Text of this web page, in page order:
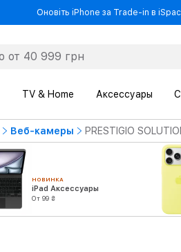
Оновіть iPhone за Trade-in в
TV & Home Аксессуары
Веб-камеры PRESTIGIO
НОВИНКА
iPad Аксессуары
От 99 ₴